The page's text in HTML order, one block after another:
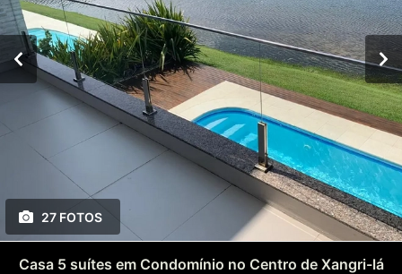
27 FOTOS
Casa 5 suítes em Condomínio no Centro de Xangri-lá